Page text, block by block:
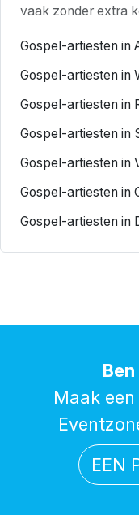
vaak zonder extra
Gospel-artiesten in
Gospel-artiesten in
Gospel-artiesten in
Gospel-artiesten in
Gospel-artiesten in
Gospel-artiesten in
Gospel-artiesten in
Maak
EEN